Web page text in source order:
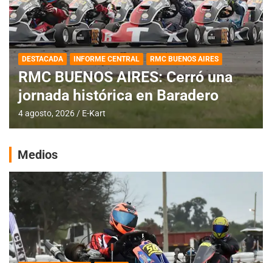
DESTACADA INFORME CENTRAL RMC BUENOS AIRES
RMC BUENOS AIRES: Cerró una
jornada histórica en Baradero
4 agosto, 2026 E-Kart
Medios